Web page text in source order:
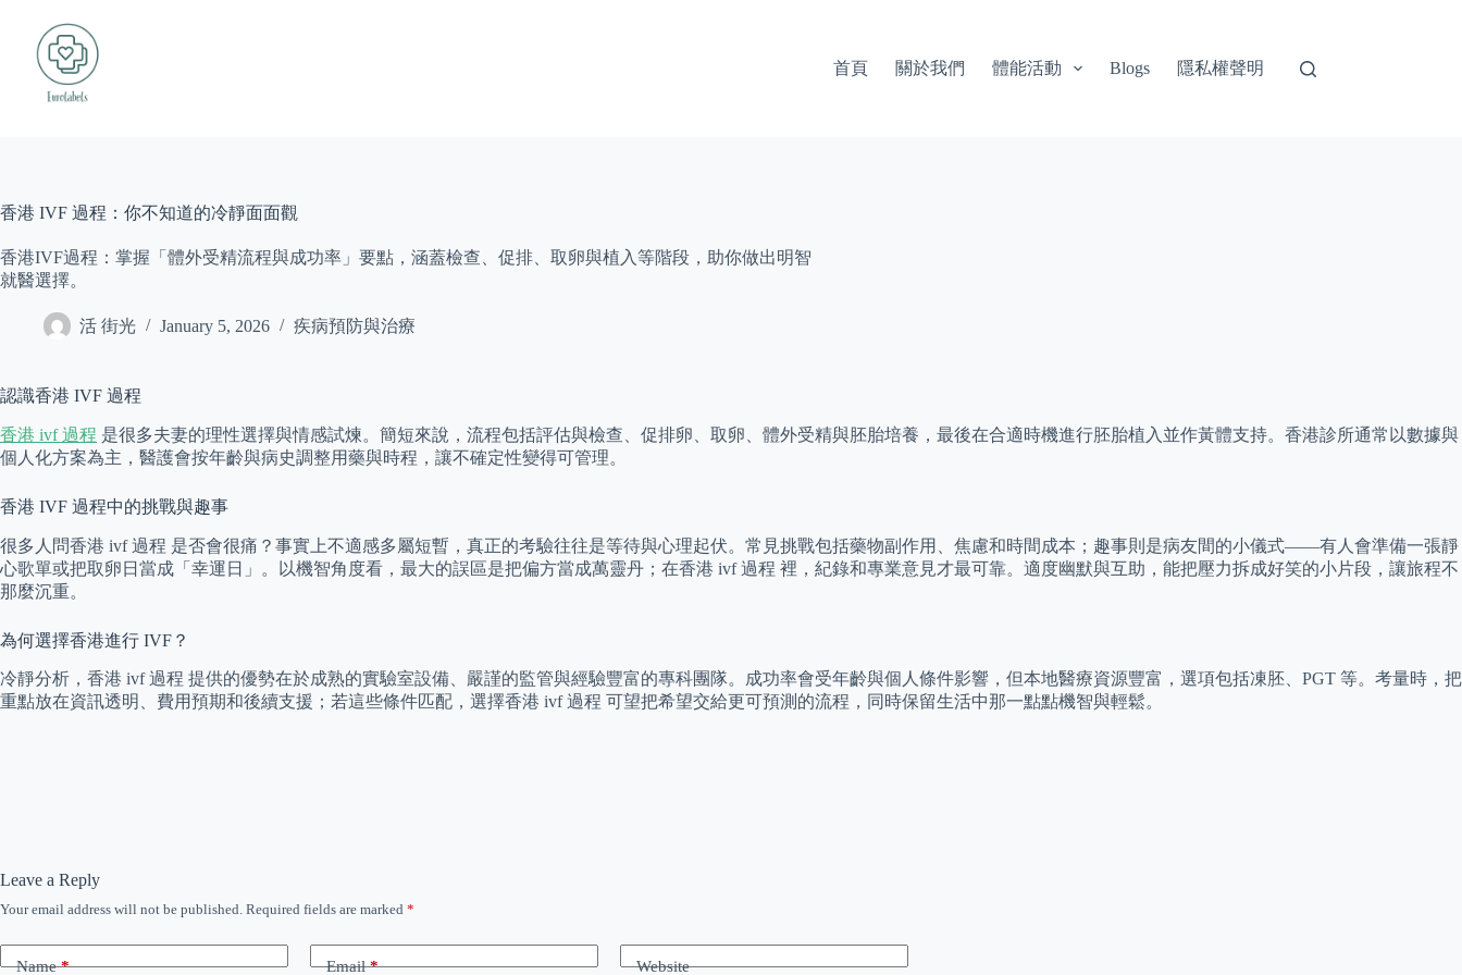
content
首頁
關於我們 體能活動 Blogs 隱私權聲明
香港 IVF 過程：你不知道的冷靜面面觀
香港IVF過程：掌握「體外受精流程與成功率」要點，涵蓋檢查、促排、取卵與植入等階段，助你做出明智
就醫選擇。
活 街光 January 5, 2026 疾病預防與治療
認識香港 IVF 過程
香港 ivf 過程 是很多夫妻的理性選擇與情感試煉。簡短來說，流程包括評估與檢查、促排卵、取卵、體外受精與胚胎培養，最後在合適時機進行胚胎植入並作黃體支持。香港診所通常以數據與
個人化方案為主，醫護會按年齡與病史調整用藥與時程，讓不確定性變得可管理。
香港 IVF 過程中的挑戰與趣事
很多人問香港 ivf 過程 是否會很痛？事實上不適感多屬短暫，真正的考驗往往是等待與心理起伏。常見挑戰包括藥物副作用、焦慮和時間成本；趣事則是病友間的小儀式——有人會準備一張靜
心歌單或把取卵日當成「幸運日」。以機智角度看，最大的誤區是把偏方當成萬靈丹；在香港 ivf 過程 裡，紀錄和專業意見才最可靠。適度幽默與互助，能把壓力拆成好笑的小片段，讓旅程不
那麼沉重。
為何選擇香港進行 IVF？
冷靜分析，香港 ivf 過程 提供的優勢在於成熟的實驗室設備、嚴謹的監管與經驗豐富的專科團隊。成功率會受年齡與個人條件影響，但本地醫療資源豐富，選項包括凍胚、PGT 等。考量時，把
重點放在資訊透明、費用預期和後續支援；若這些條件匹配，選擇香港 ivf 過程 可望把希望交給更可預測的流程，同時保留生活中那一點點機智與輕鬆。
Leave a Reply
Your email address will not be published. Required fields are marked *
Name* Email* Website